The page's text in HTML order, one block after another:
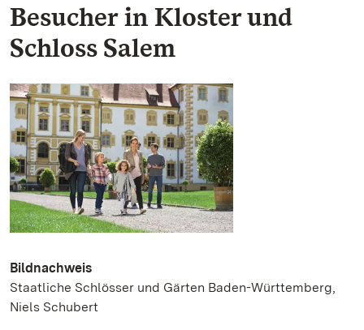
Besucher in Kloster und
Schloss Salem
Bildnachweis
Staatliche Schlösser und Gärten Baden-Württemberg,
Niels Schubert